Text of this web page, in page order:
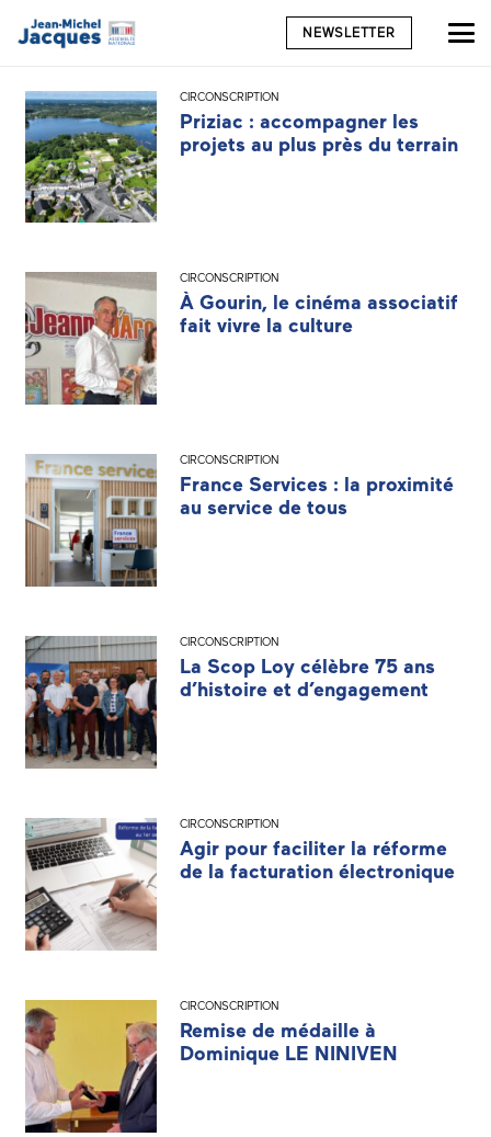
NEWSLETTER
CIRCONSCRIPTION
Priziac : accompagner les
projets au plus près du terrain
CIRCONSCRIPTION
À Gourin, le cinéma associatif
fait vivre la culture
CIRCONSCRIPTION
France Services : la proximité
au service de tous
CIRCONSCRIPTION
La Scop Loy célèbre 75 ans
d’histoire et d’engagement
CIRCONSCRIPTION
Agir pour faciliter la réforme
de la facturation électronique
CIRCONSCRIPTION
Remise de médaille à
Dominique LE NINIVEN